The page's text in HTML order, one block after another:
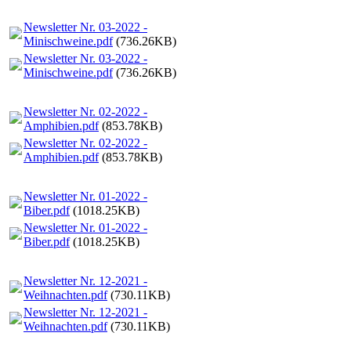
Newsletter Nr. 03-2022 -
Minischweine.pdf(736.26KB)
Newsletter Nr. 03-2022 -
Minischweine.pdf(736.26KB)
Newsletter Nr. 02-2022 -
Amphibien.pdf(853.78KB)
Newsletter Nr. 02-2022 -
Amphibien.pdf(853.78KB)
Newsletter Nr. 01-2022 -
Biber.pdf(1018.25KB)
Newsletter Nr. 01-2022 -
Biber.pdf(1018.25KB)
Newsletter Nr. 12-2021 -
Weihnachten.pdf(730.11KB)
Newsletter Nr. 12-2021 -
Weihnachten.pdf(730.11KB)